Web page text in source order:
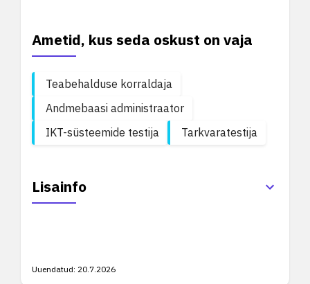
Ametid, kus seda oskust on vaja
Teabehalduse korraldaja
Andmebaasi administraator
IKT-süsteemide testija
Tarkvaratestija
Lisainfo
Uuendatud: 20.7.2026